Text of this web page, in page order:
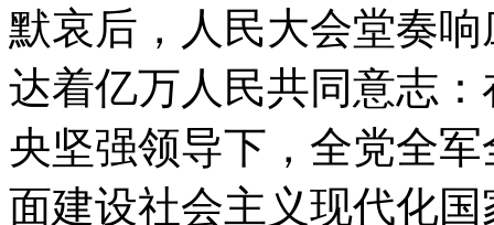
默哀后，人民大会堂奏
达着亿万人民共同意志
央坚强领导下，全党全
面建设社会主义现代化